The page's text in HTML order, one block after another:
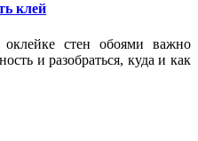
клей
стен обоями важно
и разобраться, куда и как